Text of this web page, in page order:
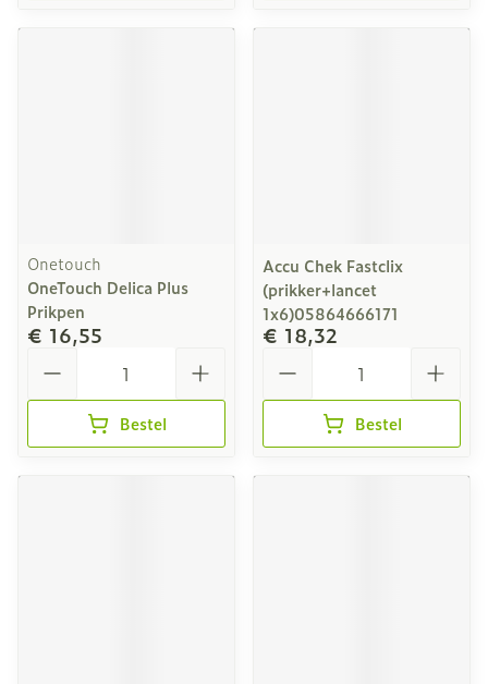
Onetouch
OneTouch Delica Plus
Prikpen
€ 16,55
Bestel
Accu Chek Fastclix
(prikker+lancet
1x6)05864666171
€ 18,32
Bestel